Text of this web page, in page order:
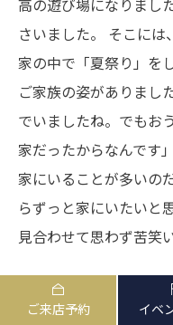
高の遊び場になりまし
さいました。
そこには
家の中で「夏祭り」を
ご家族の姿がありました
でいましたね。でもお
家だったからなんです
家にいることが多いの
らずっと家にいたいと
見合わせて思わず苦笑
ご来店予約 イベ